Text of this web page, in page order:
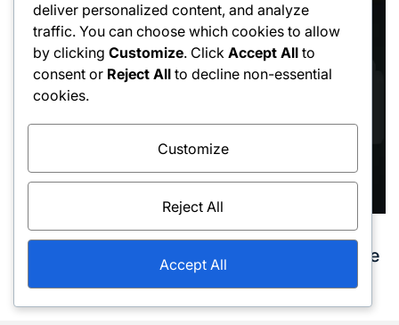
Posted
Techniques de coups de revers
Coupé revers : Spin, Point de contact, Stratégie
Posted
on
16/02/2026
Posted
by
Émilie Dubois
deliver personalized content, and analyze
traffic. You can choose which cookies to allow
by clicking Customize. Click Accept All to
consent or Reject All to decline non-essential
cookies.
Customize
Reject All
Accept All